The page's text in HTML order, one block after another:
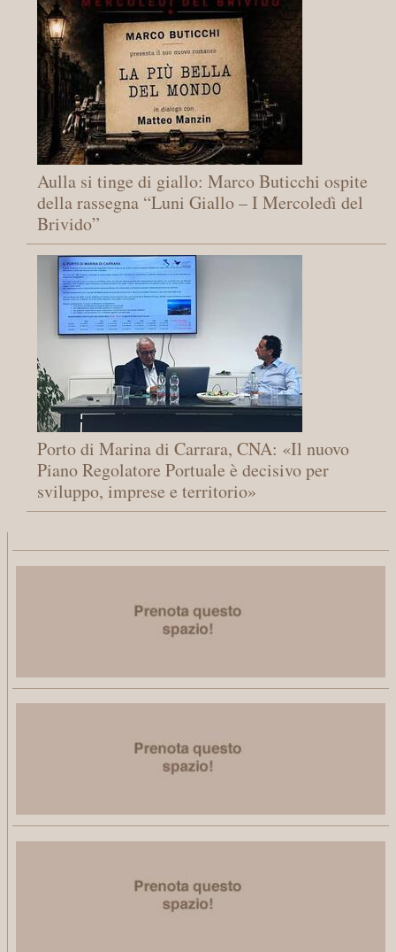
Aulla si tinge di giallo: Marco Buticchi ospite
della rassegna “Luni Giallo – I Mercoledì del
Brivido”
Porto di Marina di Carrara, CNA: «Il nuovo
Piano Regolatore Portuale è decisivo per
sviluppo, imprese e territorio»